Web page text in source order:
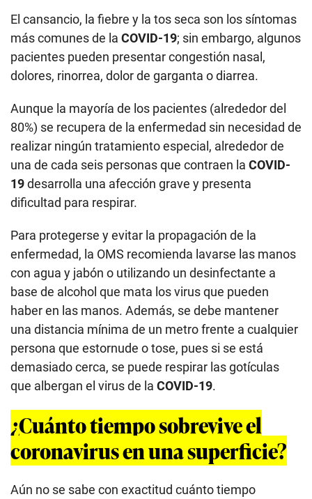
El cansancio, la fiebre y la tos seca son los síntomas
más comunes de la COVID-19; sin embargo, algunos
pacientes pueden presentar congestión nasal,
dolores, rinorrea, dolor de garganta o diarrea.
Aunque la mayoría de los pacientes (alrededor del
80%) se recupera de la enfermedad sin necesidad de
realizar ningún tratamiento especial, alrededor de
una de cada seis personas que contraen la COVID-
19desarrolla una afección grave y presenta
dificultad para respirar.
Para protegerse y evitar la propagación de la
enfermedad, la OMS recomienda lavarse las manos
con agua y jabón o utilizando un desinfectante a
base de alcohol que mata los virus que pueden
haber en las manos. Además, se debe mantener
una distancia mínima de un metro frente a cualquier
persona que estornude o tose, pues si se está
demasiado cerca, se puede respirar las gotículas
que albergan el virus de la COVID-19.
¿Cuánto tiempo sobrevive el
coronavirus en una superficie?
Aún no se sabe con exactitud cuánto tiempo